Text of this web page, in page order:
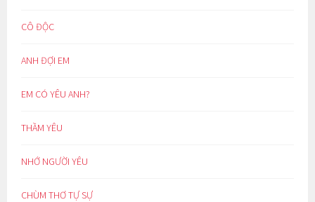
CÔ ĐỘC
ANH ĐỢI EM
EM CÓ YÊU ANH?
THẦM YÊU
NHỚ NGƯỜI YÊU
CHÙM THƠ TỰ SỰ